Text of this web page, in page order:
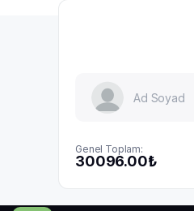
Genel Toplam:
30096.00₺